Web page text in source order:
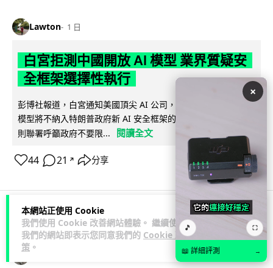
本網站正使用 Cookie
我們使用 Cookie 改善網站體驗。 繼續使用
我們的網站即表示您同意我們的 Cookie 政
策 。
Lawton 1 日
白宮拒測中國開放 AI 模型 業界質疑安
全框架選擇性執行
彭博社報道，白宮通知美國頂尖 AI 公司，中國開發的開放權重
模型將不納入特朗普政府新 AI 安全框架的測試範圍。美國業界
則聯署呼籲政府不要限...
閱讀全文
44 21 ↗ 分享
人工智能
×
🎵 ⛶
📖 詳細評測 →